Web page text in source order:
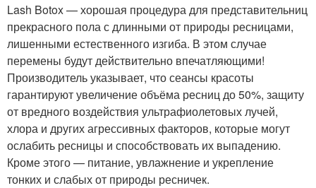
Lash Botox — хорошая процедура для представительниц
прекрасного пола с длинными от природы ресницами,
лишенными естественного изгиба. В этом случае
перемены будут действительно впечатляющими!
Производитель указывает, что сеансы красоты
гарантируют увеличение объёма ресниц до 50%, защиту
от вредного воздействия ультрафиолетовых лучей,
хлора и других агрессивных факторов, которые могут
ослабить ресницы и способствовать их выпадению.
Кроме этого — питание, увлажнение и укрепление
тонких и слабых от природы ресничек.